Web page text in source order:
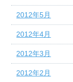
2012年5月
2012年4月
2012年3月
2012年2月